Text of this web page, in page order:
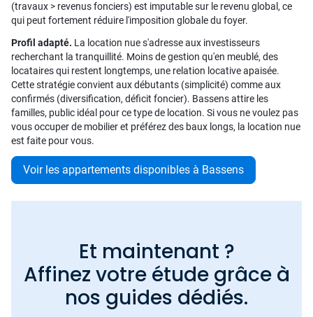
(travaux > revenus fonciers) est imputable sur le revenu global, ce
qui peut fortement réduire l'imposition globale du foyer.
Profil adapté. La location nue s'adresse aux investisseurs
recherchant la tranquillité. Moins de gestion qu'en meublé, des
locataires qui restent longtemps, une relation locative apaisée.
Cette stratégie convient aux débutants (simplicité) comme aux
confirmés (diversification, déficit foncier). Bassens attire les
familles, public idéal pour ce type de location. Si vous ne voulez pas
vous occuper de mobilier et préférez des baux longs, la location nue
est faite pour vous.
Voir les appartements disponibles à Bassens
Et maintenant ?
Affinez votre étude grâce à
nos guides dédiés.